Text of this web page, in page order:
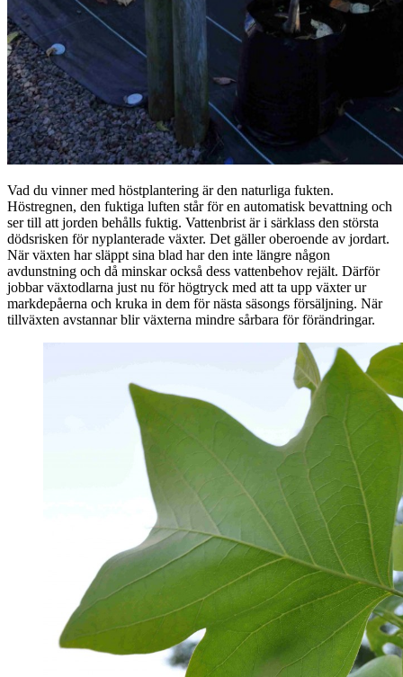
Vad du vinner med höstplantering är den naturliga fukten.
Höstregnen, den fuktiga luften står för en automatisk bevattning och
ser till att jorden behålls fuktig. Vattenbrist är i särklass den största
dödsrisken för nyplanterade växter. Det gäller oberoende av jordart.
När växten har släppt sina blad har den inte längre någon
avdunstning och då minskar också dess vattenbehov rejält. Därför
jobbar växtodlarna just nu för högtryck med att ta upp växter ur
markdepåerna och kruka in dem för nästa säsongs försäljning. När
tillväxten avstannar blir växterna mindre sårbara för förändringar.